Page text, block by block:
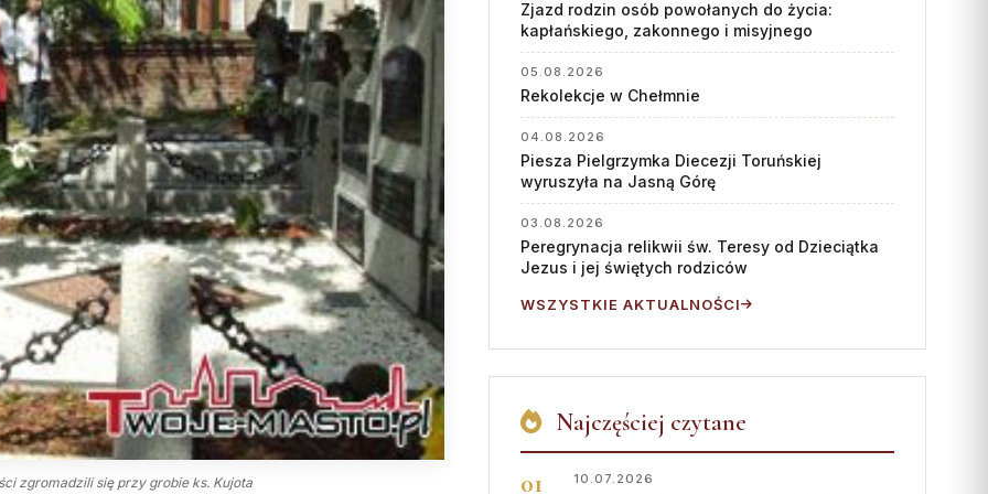
Sąd Biskupi
Wydawnictwo
Konta bankowe
KONTAKT
Dane kurii
Msze święte online
Kalendarz liturgiczny
Droga Neokatechumenalna
Grupy Modlitwy Ojca Pio
Żywy Różaniec
Wspólnota Krwi Chrystusa
Franciszkański Zakon
Świeckich
Skauci Króla
Bractwo św. Józefa
zgromadzili się przy grobie ks. Kujota
Zjazd rodzin osób powołanych do życia:
kapłańskiego, zakonnego i misyjnego
05.08.2026
Rekolekcje w Chełmnie
04.08.2026
Piesza Pielgrzymka Diecezji Toruńskiej
wyruszyła na Jasną Górę
03.08.2026
Peregrynacja relikwii św. Teresy od Dzieciątka
Jezus i jej świętych rodziców
WSZYSTKIE AKTUALNOŚCI
Najczęściej czytane
10.07.2026